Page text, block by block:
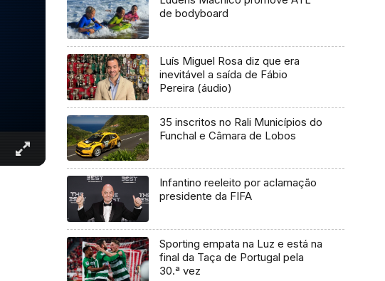
de bodyboard
Luís Miguel Rosa diz que era
inevitável a saída de Fábio
Pereira (áudio)
35 inscritos no Rali Municípios do
Funchal e Câmara de Lobos
Infantino reeleito por aclamação
presidente da FIFA
Sporting empata na Luz e está na
final da Taça de Portugal pela
30.ª vez